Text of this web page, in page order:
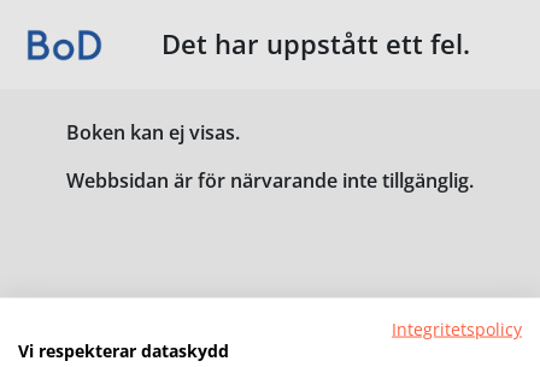
Det har uppstått ett fel.
Boken kan ej visas.
Webbsidan är för närvarande inte tillgänglig.
Integritetspolicy
Vi respekterar dataskydd